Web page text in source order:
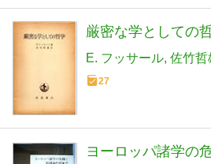
厳密な学としての
E. フッサール 佐竹哲
27
ヨーロッパ諸学の